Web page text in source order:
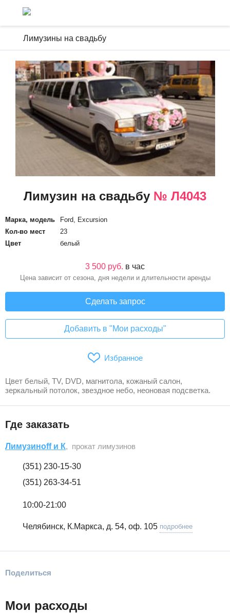
Лимузины на свадьбу
Лимузин на свадьбу № Л4043
Марка, модель
Ford, Excursion
Кол-во мест
23
Цвет
белый
3 500 руб. в час
Цена зависит от сезона, дня недели и длительности аренды
Сделать запрос
Добавить в "Мои расходы"
Избранное
Цвет белый, TV, DVD, магнитола, кожаный салон,
зеркальный потолок, звездное небо, неоновая подсветка.
Где заказать
Лимузиноff и К, прокат лимузинов
(351) 230-15-30
(351) 263-34-51
10:00-21:00
Челябинск, К.Маркса, д. 54, оф. 105 подробнее
Поделиться
Мои расходы